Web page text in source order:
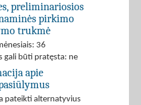
preliminariosios
pirkimo
trukmė
36
gali būti pratęsta: ne
apie
pateikti alternatyvius